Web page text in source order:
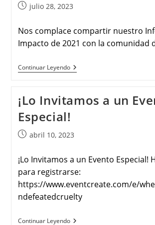
julio 28, 2023
Nos complace compartir nuestro
Impacto de 2021 con la comunidad
Continuar Leyendo
¡Lo Invitamos a un
Especial!
abril 10, 2023
¡Lo Invitamos a un Evento Especial!
para registrarse:
https://www.eventcreate.com/e/
ndefeatedcruelty
Continuar Leyendo